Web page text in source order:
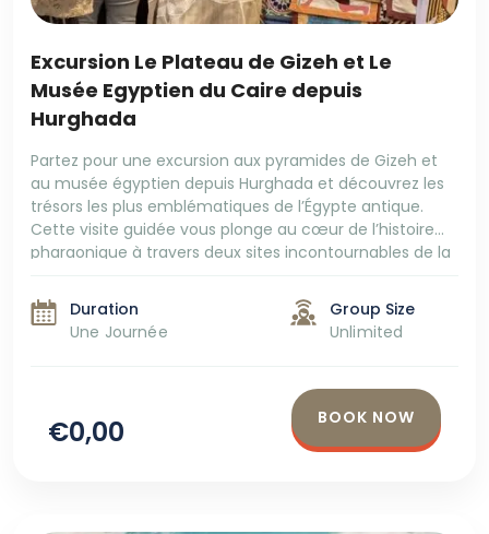
Excursion Le Plateau de Gizeh et Le
Musée Egyptien du Caire depuis
Hurghada
Partez pour une excursion aux pyramides de Gizeh et
au musée égyptien depuis Hurghada et découvrez les
trésors les plus emblématiques de l’Égypte antique.
Cette visite guidée vous plonge au cœur de l’histoire
pharaonique à travers deux sites incontournables de la
pyramides de Khéops, Khéphren et Mykérinos, […]
Duration
Une Journée
Group Size
Unlimited
€0,00 BOOK NOW